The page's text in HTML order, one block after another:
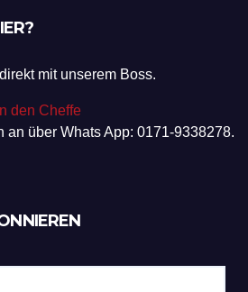
mit unserem Boss.
den Cheffe
an über Whats App: 0171-9338278.